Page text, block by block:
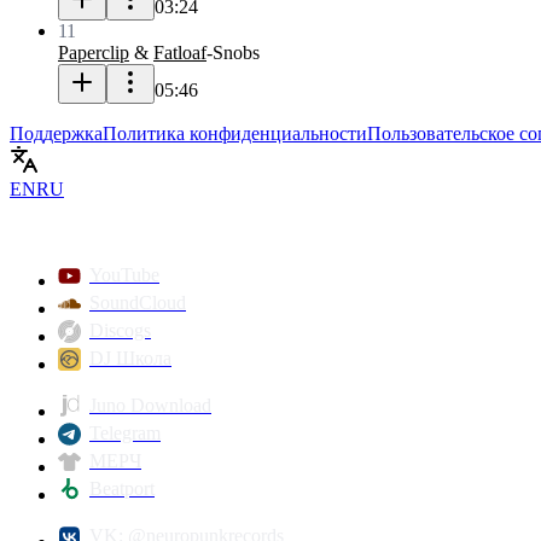
03:24
11
Paperclip & Fatloaf-Snobs
05:46
ПоддержкаПолитика конфиденциальностиПользовательское
ENRU